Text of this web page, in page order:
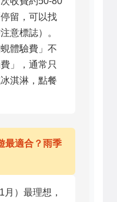
留，可以找
意標誌）。
體驗費」不
」，通常只
淇淋，點餐
最適合？雨季
）最理想，